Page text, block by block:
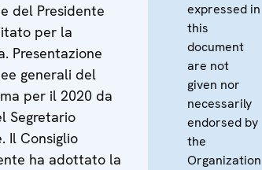
del Presidente
per la
Presentazione
generali del
per il 2020 da
Segretario
Il Consiglio
ha adottato la
expressed in
this
document
are not
given nor
necessarily
endorsed by
the
Organization